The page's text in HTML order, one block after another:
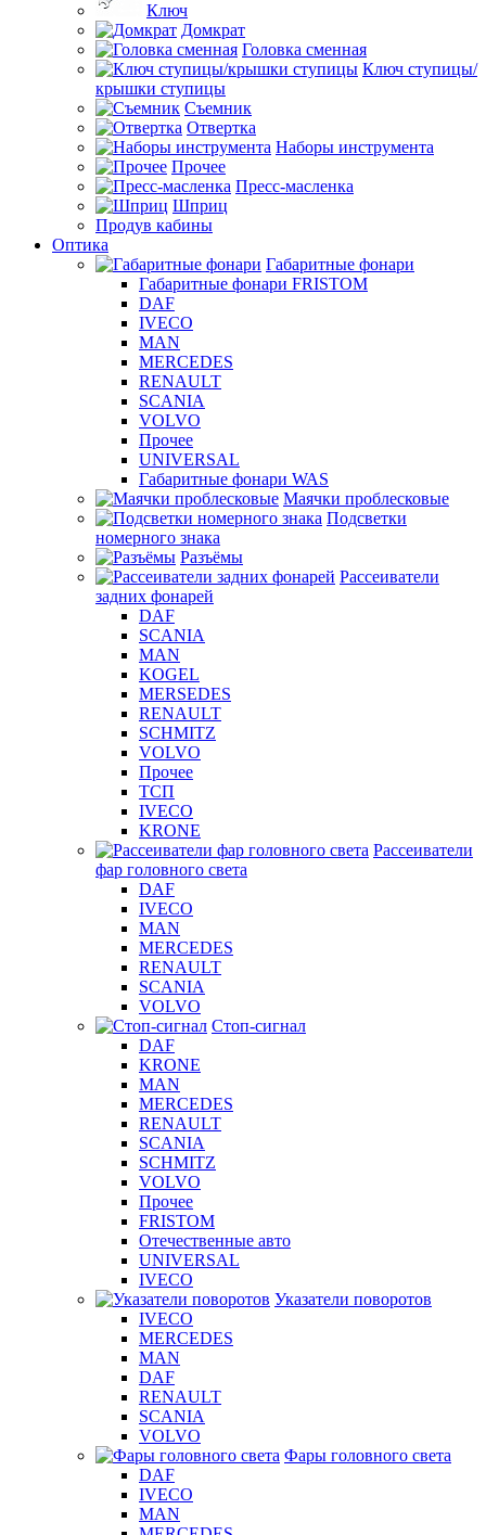
Ключ
Домкрат
Головка сменная
Ключ ступицы/
крышки ступицы
Съемник
Отвертка
Наборы инструмента
Прочее
Пресс-масленка
Шприц
Продув кабины
Оптика
Габаритные фонари
Габаритные фонари FRISTOM
DAF
IVECO
MAN
MERCEDES
RENAULT
SCANIA
VOLVO
Прочее
UNIVERSAL
Габаритные фонари WAS
Маячки проблесковые
Подсветки
номерного знака
Разъёмы
Рассеиватели
задних фонарей
DAF
SCANIA
MAN
KOGEL
MERSEDES
RENAULT
SCHMITZ
VOLVO
Прочее
ТСП
IVECO
KRONE
Рассеиватели
фар головного света
DAF
IVECO
MAN
MERCEDES
RENAULT
SCANIA
VOLVO
Стоп-сигнал
DAF
KRONE
MAN
MERCEDES
RENAULT
SCANIA
SCHMITZ
VOLVO
Прочее
FRISTOM
Отечественные авто
UNIVERSAL
IVECO
Указатели поворотов
IVECO
MERCEDES
MAN
DAF
RENAULT
SCANIA
VOLVO
Фары головного света
DAF
IVECO
MAN